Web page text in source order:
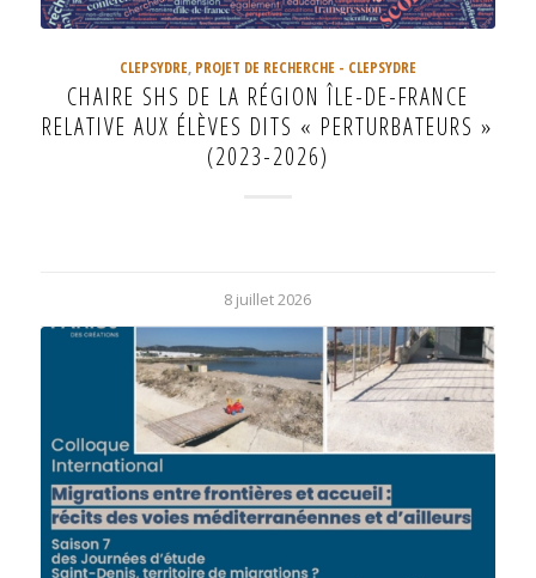
CLEPSYDRE, PROJET DE RECHERCHE - CLEPSYDRE
CHAIRE SHS DE LA RÉGION ÎLE-DE-FRANCE
RELATIVE AUX ÉLÈVES DITS « PERTURBATEURS »
(2023-2026)
8 juillet 2026